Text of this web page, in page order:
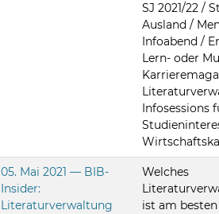
SJ 2021/22 /
Ausland /
Infoabend /
Lern- oder
Infosessions
05. Mai 2021 — BIB-
Insider:
Literaturverwaltung
Welches
ist am